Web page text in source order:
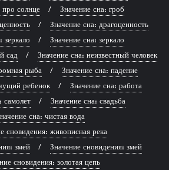
про солнце
Значение сна: гроб
Значение сна: драгоценность
зеркало
Значение сна: зеркало
сад
Значение сна: неизвестный человек
рыба
Значение сна: падение
ребенок
Значение сна: работа
самолет
Значение сна: свадьба
сна: чистая вода
сновидения: живописная река
змей
Значение сновидения: змей
сновидения: золотая цепь